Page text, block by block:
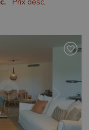
Suivant